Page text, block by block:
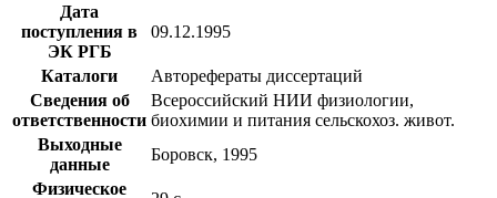
Дата
поступления в
ЭК РГБ
09.12.1995
Каталоги
Авторефераты диссертаций
Сведения об
ответственности
Всероссийский НИИ физиологии,
биохимии и питания сельскохоз. живот.
Выходные
данные
Боровск, 1995
Физическое